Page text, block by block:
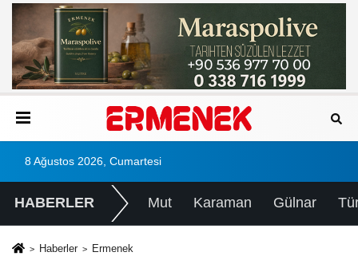
8 Ağustos 2026, Cumartesi
HABERLER Mut Karaman Gülnar
Haberler Ermenek